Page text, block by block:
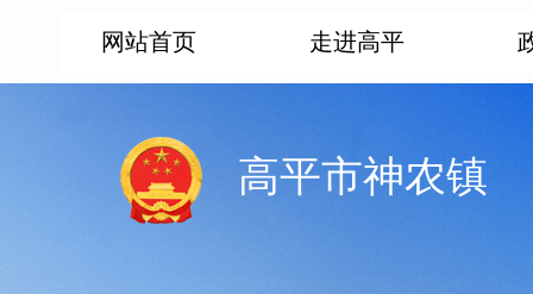
网站首页 走进高平
高平市神农镇